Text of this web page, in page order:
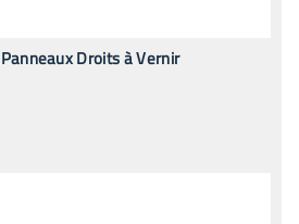
Droits à Vernir